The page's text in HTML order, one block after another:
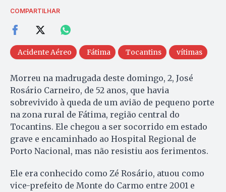
COMPARTILHAR
Acidente Aéreo Fátima Tocantins vítimas
Morreu na madrugada deste domingo, 2, José
Rosário Carneiro, de 52 anos, que havia
sobrevivido à queda de um avião de pequeno porte
na zona rural de Fátima, região central do
Tocantins. Ele chegou a ser socorrido em estado
grave e encaminhado ao Hospital Regional de
Porto Nacional, mas não resistiu aos ferimentos.
Ele era conhecido como Zé Rosário, atuou como
vice-prefeito de Monte do Carmo entre 2001 e